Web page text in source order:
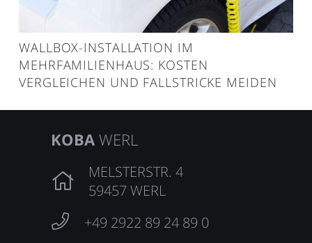
WALLBOX-INSTALLATION IM
MEHRFAMILIENHAUS: KOSTEN
VERGLEICHEN UND FALLSTRICKE MEIDEN
KOBA WERL
MELSTERSTR. 4
59457 WERL
+49 2922 89 24 89 0